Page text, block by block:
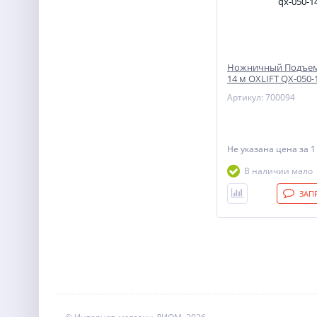
Ножничный
14 м OXLIFT QX-050-
Артикул: 700094
Не указана цена за 1
В наличии мало